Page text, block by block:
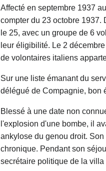
Affecté en septembre 1937
compter du 23 octobre 1937.
le 25, avec un groupe de 6
leur éligibilité. Le 2
de volontaires italiens
Sur une liste émanant du
délégué de Compagnie, bon
Blessé à une date non
l'explosion d'une bombe, il
ankylose du genou droit.
chronique. Pendant son
secrétaire politique de la villa